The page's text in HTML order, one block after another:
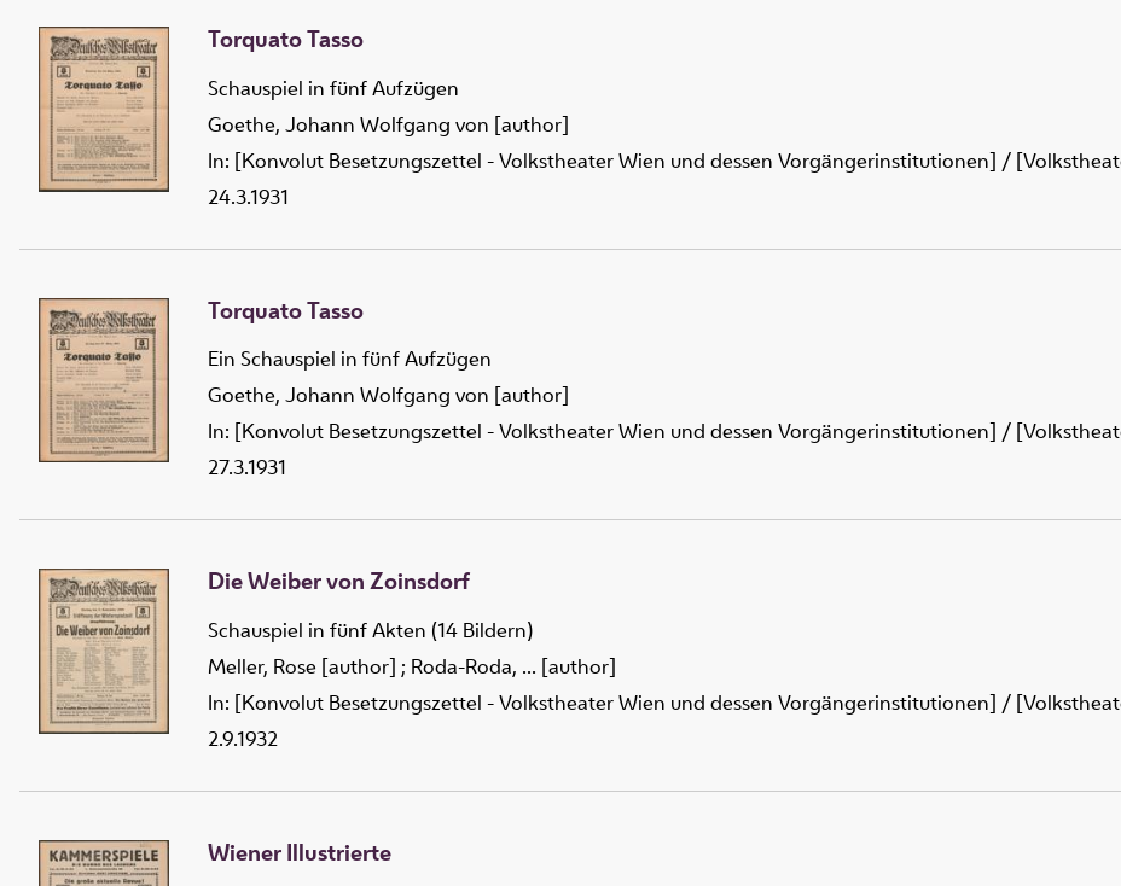
Torquato Tasso
Schauspiel in fünf Aufzügen
Goethe, Johann Wolfgang von [author]
In: [Konvolut Besetzungszettel - Volkstheater Wien und dessen Vorgängerinstitutionen] /
24.3.1931
Torquato Tasso
Ein Schauspiel in fünf Aufzügen
Goethe, Johann Wolfgang von [author]
In: [Konvolut Besetzungszettel - Volkstheater Wien und dessen Vorgängerinstitutionen] /
27.3.1931
Die Weiber von Zoinsdorf
Schauspiel in fünf Akten (14 Bildern)
Meller, Rose [author] ; Roda-Roda, ... [author]
In: [Konvolut Besetzungszettel - Volkstheater Wien und dessen Vorgängerinstitutionen] /
2.9.1932
Wiener Illustrierte